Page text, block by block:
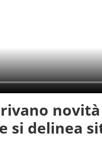
si delinea